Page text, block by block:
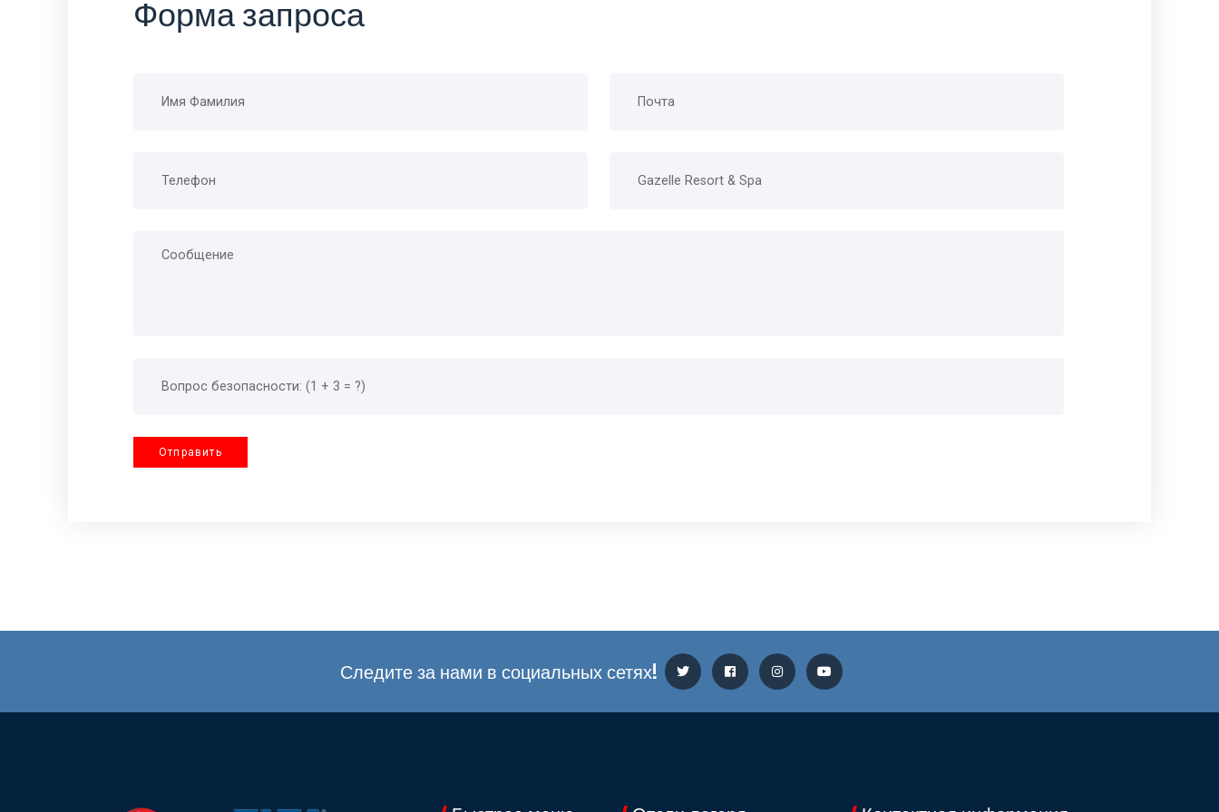
Форма запроса
Отправить
Следите за нами в социальных сетях!